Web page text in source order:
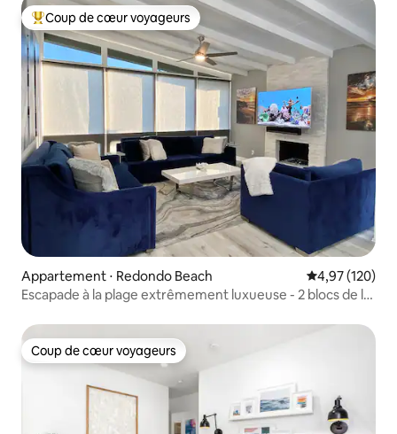
Coups de cœur voyageurs les plus appréciés
Coup de cœur voyageurs
Appartement ⋅ Redondo Beach Évaluation
4,97 (120)
Escapade à la plage extrêmement luxueuse - 2 blocs de la
Coup de cœur voyageurs
Coup de cœur voyageurs